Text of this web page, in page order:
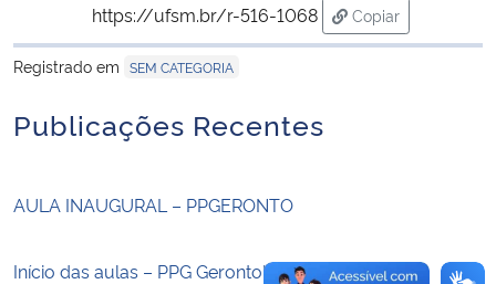
Secretaria de Governo
Gabinete de Segurança Institucional
Advocacia-Geral da União
https://ufsm.br/r-516-1068
Copiar
para área de
Registrado em SEM CATEGORIA
Publicações Recentes
AULA INAUGURAL – PPGERONTO
Início das aulas – PPG Gerontologia